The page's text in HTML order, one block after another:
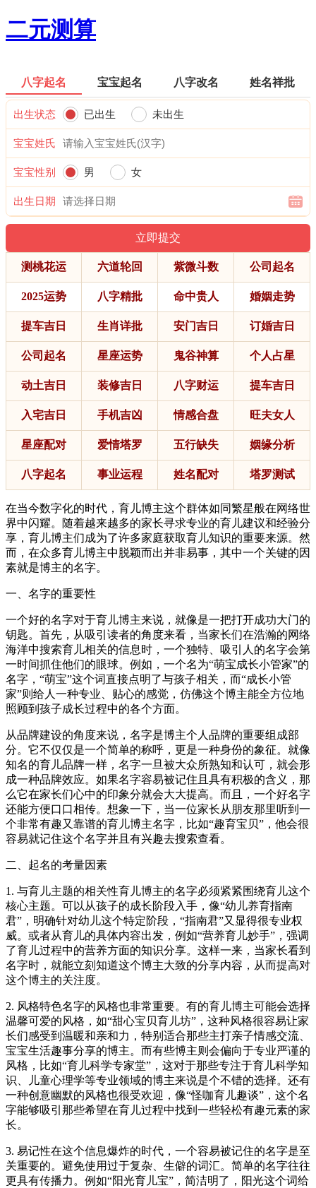
二元测算
八字起名 宝宝起名 八字改名 姓名祥批
出生状态 已出生 未出生
宝宝姓氏
宝宝性别 男 女
出生日期
测桃花运 六道轮回 紫微斗数 公司起名
2025运势 八字精批 命中贵人 婚姻走势
提车吉日 生肖详批 安门吉日 订婚吉日
公司起名 星座运势 鬼谷神算 个人占星
动土吉日 装修吉日 八字财运 提车吉日
入宅吉日 手机吉凶 情感合盘 旺夫女人
星座配对 爱情塔罗 五行缺失 姻缘分析
八字起名 事业运程 姓名配对 塔罗测试
在当今数字化的时代，育儿博主这个群体如同繁星般在网络世
界中闪耀。随着越来越多的家长寻求专业的育儿建议和经验分
享，育儿博主们成为了许多家庭获取育儿知识的重要来源。然
而，在众多育儿博主中脱颖而出并非易事，其中一个关键的因
素就是博主的名字。
一、名字的重要性
一个好的名字对于育儿博主来说，就像是一把打开成功大门的
钥匙。首先，从吸引读者的角度来看，当家长们在浩瀚的网络
海洋中搜索育儿相关的信息时，一个独特、吸引人的名字会第
一时间抓住他们的眼球。例如，一个名为“萌宝成长小管家”的
名字，“萌宝”这个词直接点明了与孩子相关，而“成长小管
家”则给人一种专业、贴心的感觉，仿佛这个博主能全方位地
照顾到孩子成长过程中的各个方面。
从品牌建设的角度来说，名字是博主个人品牌的重要组成部
分。它不仅仅是一个简单的称呼，更是一种身份的象征。就像
知名的育儿品牌一样，名字一旦被大众所熟知和认可，就会形
成一种品牌效应。如果名字容易被记住且具有积极的含义，那
么它在家长们心中的印象分就会大大提高。而且，一个好名字
还能方便口口相传。想象一下，当一位家长从朋友那里听到一
个非常有趣又靠谱的育儿博主名字，比如“趣育宝贝”，他会很
容易就记住这个名字并且有兴趣去搜索查看。
二、起名的考量因素
1. 与育儿主题的相关性育儿博主的名字必须紧紧围绕育儿这个
核心主题。可以从孩子的成长阶段入手，像“幼儿养育指南
君”，明确针对幼儿这个特定阶段，“指南君”又显得很专业权
威。或者从育儿的具体内容出发，例如“营养育儿妙手”，强调
了育儿过程中的营养方面的知识分享。这样一来，当家长看到
名字时，就能立刻知道这个博主大致的分享内容，从而提高对
这个博主的关注度。
2. 风格特色名字的风格也非常重要。有的育儿博主可能会选择
温馨可爱的风格，如“甜心宝贝育儿坊”，这种风格很容易让家
长们感受到温暖和亲和力，特别适合那些主打亲子情感交流、
宝宝生活趣事分享的博主。而有些博主则会偏向于专业严谨的
风格，比如“育儿科学专家堂”，这对于那些专注于育儿科学知
识、儿童心理学等专业领域的博主来说是个不错的选择。还有
一种创意幽默的风格也很受欢迎，像“怪咖育儿趣谈”，这个名
字能够吸引那些希望在育儿过程中找到一些轻松有趣元素的家
长。
3. 易记性在这个信息爆炸的时代，一个容易被记住的名字是至
关重要的。避免使用过于复杂、生僻的词汇。简单的名字往往
更具有传播力。例如“阳光育儿宝”，简洁明了，阳光这个词给